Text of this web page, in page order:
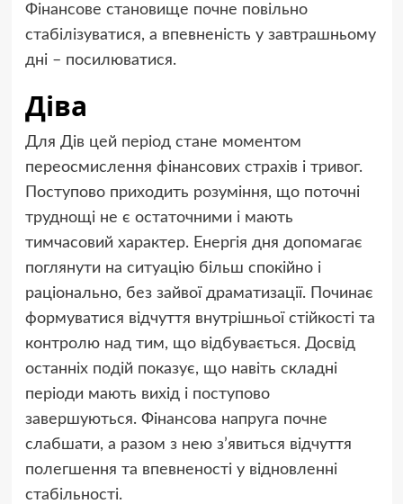
Фінансове становище почне повільно
стабілізуватися, а впевненість у завтрашньому
дні – посилюватися.
Діва
Для Дів цей період стане моментом
переосмислення фінансових страхів і тривог.
Поступово приходить розуміння, що поточні
труднощі не є остаточними і мають
тимчасовий характер. Енергія дня допомагає
поглянути на ситуацію більш спокійно і
раціонально, без зайвої драматизації. Починає
формуватися відчуття внутрішньої стійкості та
контролю над тим, що відбувається. Досвід
останніх подій показує, що навіть складні
періоди мають вихід і поступово
завершуються. Фінансова напруга почне
слабшати, а разом з нею з’явиться відчуття
полегшення та впевненості у відновленні
стабільності.